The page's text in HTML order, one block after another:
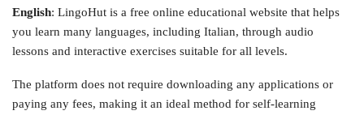
English: LingoHut is a free online educational website that helps
you learn many languages, including Italian, through audio
lessons and interactive exercises suitable for all levels.
The platform does not require downloading any applications or
paying any fees, making it an ideal method for self-learning